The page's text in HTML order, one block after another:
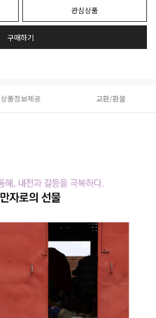
관심상품
구매하기
상품정보제공 교환/환불